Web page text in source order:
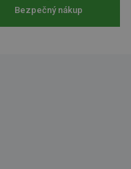
Bezpečný nákup